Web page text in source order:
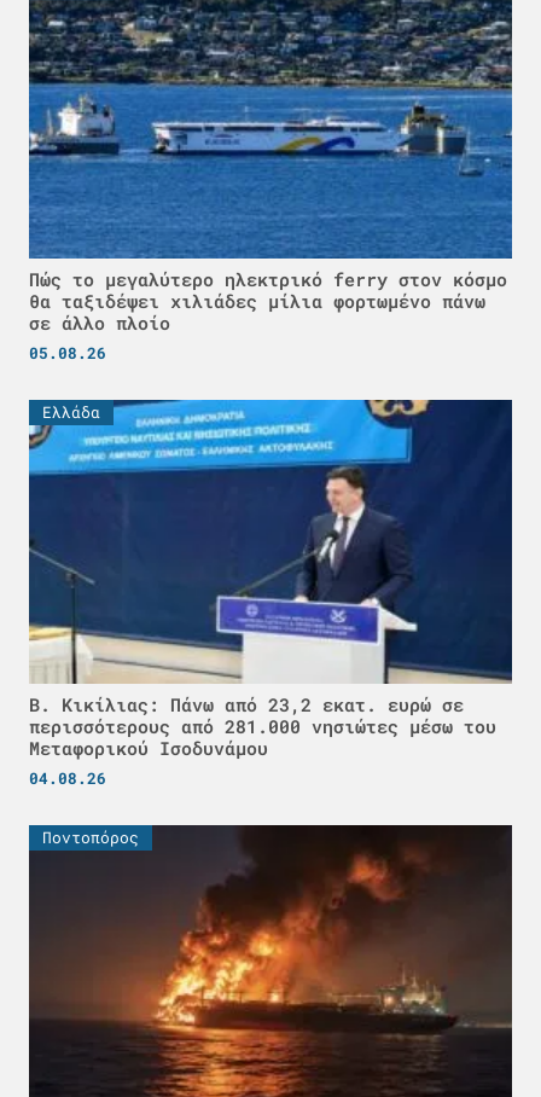
Πώς το μεγαλύτερο ηλεκτρικό ferry στον κόσμο
θα ταξιδέψει χιλιάδες μίλια φορτωμένο πάνω
σε άλλο πλοίο
05.08.26
Ελλάδα
Β. Κικίλιας: Πάνω από 23,2 εκατ. ευρώ σε
περισσότερους από 281.000 νησιώτες μέσω του
Μεταφορικού Ισοδυνάμου
04.08.26
Ποντοπόρος